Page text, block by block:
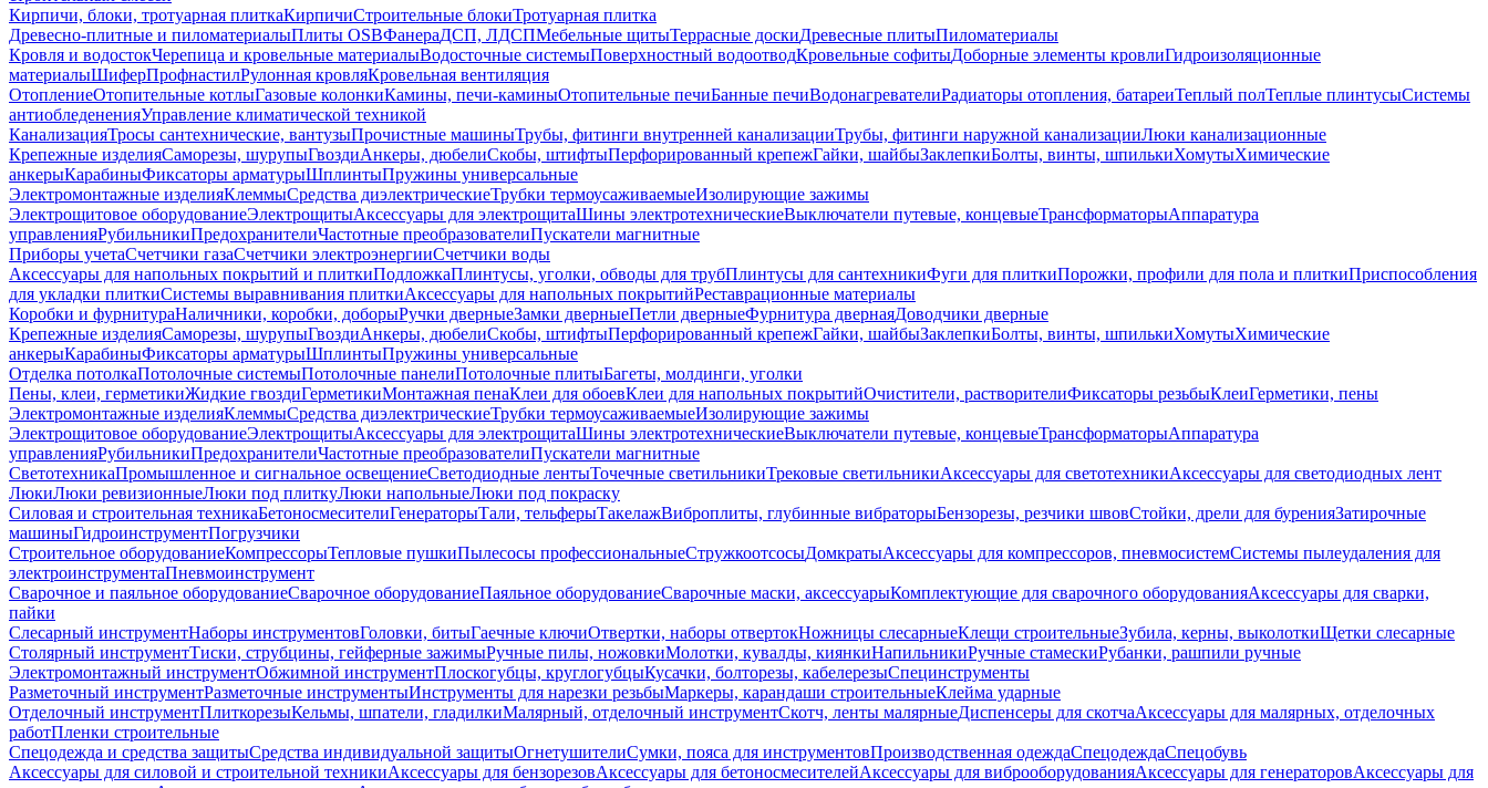
Кирпичи, блоки, тротуарная плиткаКирпичиСтроительные блокиТротуарная плитка
Древесно-плитные и пиломатериалыПлиты OSBФанераДСП, ЛДСПМебельные щитыТеррасные доскиДревесные плитыПиломатериалы
Кровля и водостокЧерепица и кровельные материалыВодосточные системыПоверхностный водоотводКровельные софитыДоборные элементы кровлиГидроизоляционные
материалыШиферПрофнастилРулонная кровляКровельная вентиляция
ОтоплениеОтопительные котлыГазовые колонкиКамины, печи-каминыОтопительные печиБанные печиВодонагревателиРадиаторы отопления, батареиТеплый полТеплые плинтусыСистемы
антиобледененияУправление климатической техникой
КанализацияТросы сантехнические, вантузыПрочистные машиныТрубы, фитинги внутренней канализацииТрубы, фитинги наружной канализацииЛюки канализационные
Крепежные изделияСаморезы, шурупыГвоздиАнкеры, дюбелиСкобы, штифтыПерфорированный крепежГайки, шайбыЗаклепкиБолты, винты, шпилькиХомутыХимические
анкерыКарабиныФиксаторы арматурыШплинтыПружины универсальные
Электромонтажные изделияКлеммыСредства диэлектрическиеТрубки термоусаживаемыеИзолирующие зажимы
Электрощитовое оборудованиеЭлектрощитыАксессуары для электрощитаШины электротехническиеВыключатели путевые, концевыеТрансформаторыАппаратура
управленияРубильникиПредохранителиЧастотные преобразователиПускатели магнитные
Приборы учетаСчетчики газаСчетчики электроэнергииСчетчики воды
Аксессуары для напольных покрытий и плиткиПодложкаПлинтусы, уголки, обводы для трубПлинтусы для сантехникиФуги для плиткиПорожки, профили для пола и плиткиПриспособления
для укладки плиткиСистемы выравнивания плиткиАксессуары для напольных покрытийРеставрационные материалы
Коробки и фурнитураНаличники, коробки, доборыРучки дверныеЗамки дверныеПетли дверныеФурнитура двернаяДоводчики дверные
Крепежные изделияСаморезы, шурупыГвоздиАнкеры, дюбелиСкобы, штифтыПерфорированный крепежГайки, шайбыЗаклепкиБолты, винты, шпилькиХомутыХимические
анкерыКарабиныФиксаторы арматурыШплинтыПружины универсальные
Отделка потолкаПотолочные системыПотолочные панелиПотолочные плитыБагеты, молдинги, уголки
Пены, клеи, герметикиЖидкие гвоздиГерметикиМонтажная пенаКлеи для обоевКлеи для напольных покрытийОчистители, растворителиФиксаторы резьбыКлеиГерметики, пены
Электромонтажные изделияКлеммыСредства диэлектрическиеТрубки термоусаживаемыеИзолирующие зажимы
Электрощитовое оборудованиеЭлектрощитыАксессуары для электрощитаШины электротехническиеВыключатели путевые, концевыеТрансформаторыАппаратура
управленияРубильникиПредохранителиЧастотные преобразователиПускатели магнитные
СветотехникаПромышленное и сигнальное освещениеСветодиодные лентыТочечные светильникиТрековые светильникиАксессуары для светотехникиАксессуары для светодиодных лент
ЛюкиЛюки ревизионныеЛюки под плиткуЛюки напольныеЛюки под покраску
Силовая и строительная техникаБетоносмесителиГенераторыТали, тельферыТакелажВиброплиты, глубинные вибраторыБензорезы, резчики швовСтойки, дрели для буренияЗатирочные
машиныГидроинструментПогрузчики
Строительное оборудованиеКомпрессорыТепловые пушкиПылесосы профессиональныеСтружкоотсосыДомкратыАксессуары для компрессоров, пневмосистемСистемы пылеудаления для
электроинструментаПневмоинструмент
Сварочное и паяльное оборудованиеСварочное оборудованиеПаяльное оборудованиеСварочные маски, аксессуарыКомплектующие для сварочного оборудованияАксессуары для сварки,
пайки
Слесарный инструментНаборы инструментовГоловки, битыГаечные ключиОтвертки, наборы отвертокНожницы слесарныеКлещи строительныеЗубила, керны, выколоткиЩетки слесарные
Столярный инструментТиски, струбцины, гейферные зажимыРучные пилы, ножовкиМолотки, кувалды, киянкиНапильникиРучные стамескиРубанки, рашпили ручные
Электромонтажный инструментОбжимной инструментПлоскогубцы, круглогубцыКусачки, болторезы, кабелерезыСпецинструменты
Разметочный инструментРазметочные инструментыИнструменты для нарезки резьбыМаркеры, карандаши строительныеКлейма ударные
Отделочный инструментПлиткорезыКельмы, шпатели, гладилкиМалярный, отделочный инструментСкотч, ленты малярныеДиспенсеры для скотчаАксессуары для малярных, отделочных
работПленки строительные
Спецодежда и средства защитыСредства индивидуальной защитыОгнетушителиСумки, пояса для инструментовПроизводственная одеждаСпецодеждаСпецобувь
Аксессуары для силовой и строительной техникиАксессуары для бензорезовАксессуары для бетоносмесителейАксессуары для виброоборудованияАксессуары для генераторовАксессуары для